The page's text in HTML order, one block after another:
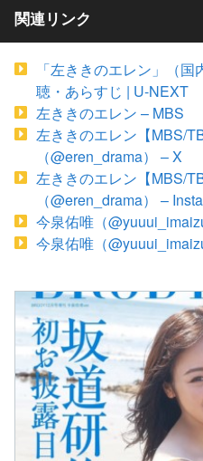
関連リンク
「左ききのエレン」（
聴・あらすじ | U-NEXT
左ききのエレン – MBS
左ききのエレン【MBS/
（@eren_drama） – X
左ききのエレン【MBS/
（@eren_drama） –
今泉佑唯（
今泉佑唯（